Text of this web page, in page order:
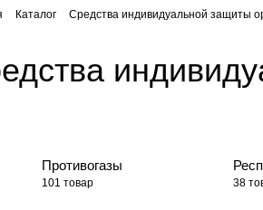
Каталог Средства индивидуальной защиты
Противогазы
101 товар 38